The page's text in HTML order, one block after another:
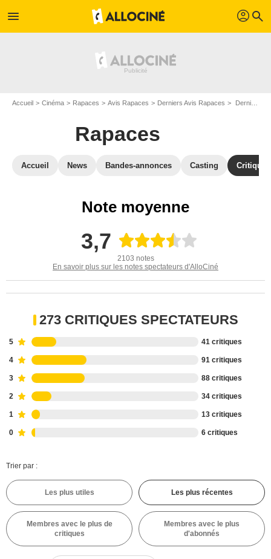
menu profil search
Accueil Cinéma Rapaces Avis Rapaces Derniers Avis Rapaces Derniers Avis : Rapaces - Page 6
Rapaces
Accueil News Bandes-annonces Casting
Note moyenne
3,7
2103 notes
En savoir plus sur les notes spectateurs d'AlloCiné
273 CRITIQUES SPECTATEURS
5 41 critiques
4 91 critiques
3 88 critiques
2 34 critiques
1 13 critiques
0 6 critiques
Trier par :
Les plus utiles Les plus récentes
Membres avec le plus de
critiques
Membres avec le plus
d'abonnés